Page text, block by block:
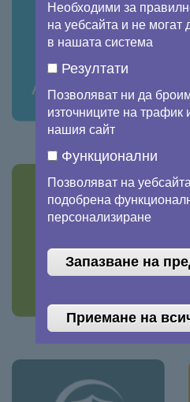
Атмосфера
Земя
Необходими за
на уебсайта и не могат
в нашата система
Резултати
Позволяват ни да
източниците на трафик
нашия сайт
Функционални
Позволяват на
подобрена
персонализиране
Запазване на
Приемане на